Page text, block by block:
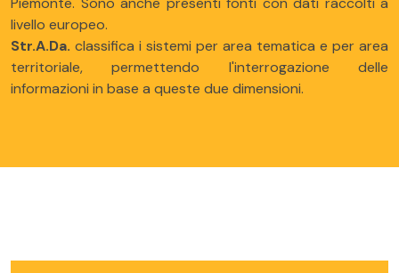
livello europeo.
Str.A.Da. classifica i sistemi per area tematica e per area
territoriale, permettendo l'interrogazione delle
informazioni in base a queste due dimensioni.